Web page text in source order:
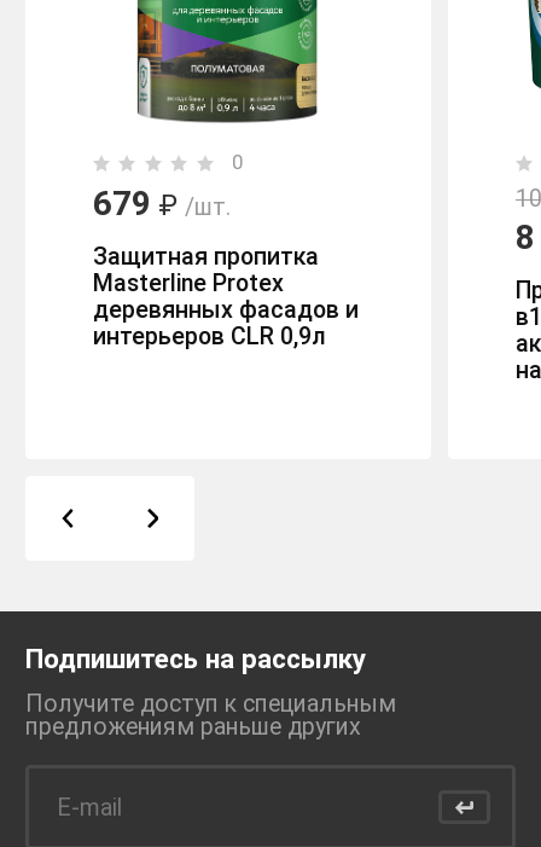
0
679 ₽ /шт.
Защитная пропитка
Masterline Protex
деревянных фасадов и
интерьеров CLR 0,9л
Подпишитесь на рассылку
Получите доступ к специальным
предложениям раньше других